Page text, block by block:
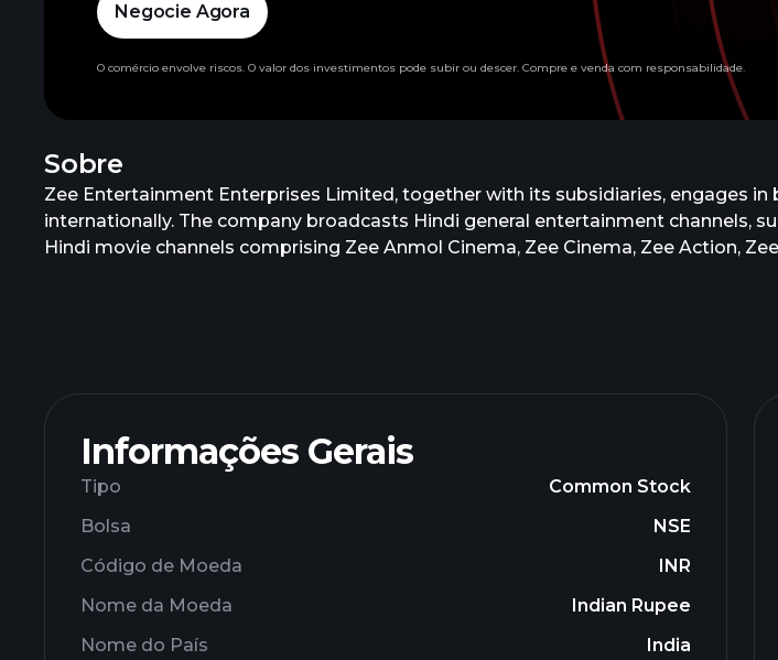
Sobre
Zee Entertainment Enterprises Limited, together with its subsidiaries, engages
internationally. The company broadcasts Hindi general entertainment channels,
Hindi movie channels comprising Zee Anmol Cinema, Zee Cinema, Zee Action,
The company was formerly known as Zee Telefilms Limited and changed its
Entertainment Enterprises Limited was incorporated in 1982 and is based in
Informações Gerais
Tipo
Common Stock
Bolsa
NSE
Código de Moeda
INR
Nome da Moeda
Indian Rupee
Nome do País
India
Negocie Agora
O comércio envolve riscos. O valor dos investimentos pode subir ou descer. Compre e venda com responsabilidade.